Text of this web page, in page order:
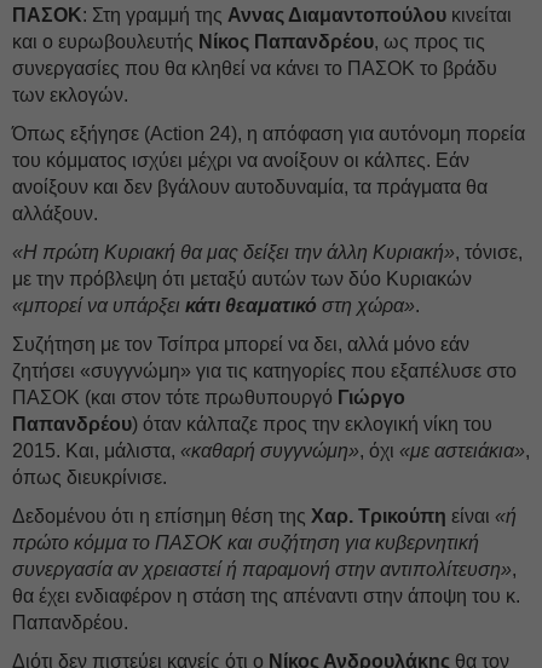
ΠΑΣΟΚ: Στη γραμμή της Αννας Διαμαντοπούλου κινείται
και ο ευρωβουλευτής Νίκος Παπανδρέου, ως προς τις
συνεργασίες που θα κληθεί να κάνει το ΠΑΣΟΚ το βράδυ
των εκλογών.
Όπως εξήγησε (Action 24), η απόφαση για αυτόνομη πορεία
του κόμματος ισχύει μέχρι να ανοίξουν οι κάλπες. Εάν
ανοίξουν και δεν βγάλουν αυτοδυναμία, τα πράγματα θα
αλλάξουν.
«Η πρώτη Κυριακή θα μας δείξει την άλλη Κυριακή», τόνισε,
με την πρόβλεψη ότι μεταξύ αυτών των δύο Κυριακών
«μπορεί να υπάρξει κάτι θεαματικό στη χώρα».
Συζήτηση με τον Τσίπρα μπορεί να δει, αλλά μόνο εάν
ζητήσει «συγγνώμη» για τις κατηγορίες που εξαπέλυσε στο
ΠΑΣΟΚ (και στον τότε πρωθυπουργό Γιώργο
Παπανδρέου) όταν κάλπαζε προς την εκλογική νίκη του
2015. Και, μάλιστα, «καθαρή συγγνώμη», όχι «με αστειάκια»,
όπως διευκρίνισε.
Δεδομένου ότι η επίσημη θέση της Χαρ. Τρικούπη είναι «ή
πρώτο κόμμα το ΠΑΣΟΚ και συζήτηση για κυβερνητική
συνεργασία αν χρειαστεί ή παραμονή στην αντιπολίτευση»,
θα έχει ενδιαφέρον η στάση της απέναντι στην άποψη του κ.
Παπανδρέου.
Διότι δεν πιστεύει κανείς ότι ο Νίκος Ανδρουλάκης θα τον